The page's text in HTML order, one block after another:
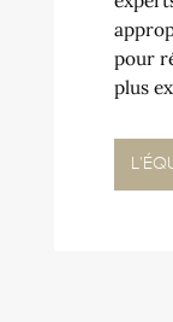
pour
plus